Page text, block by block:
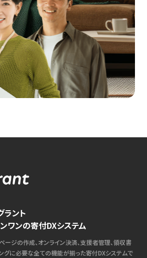
ラント
ワンの寄付DXシステム
ージの作成、オンライン決済、支援者管理、領収書
グに必要な全ての機能が揃った寄付DXシステムで